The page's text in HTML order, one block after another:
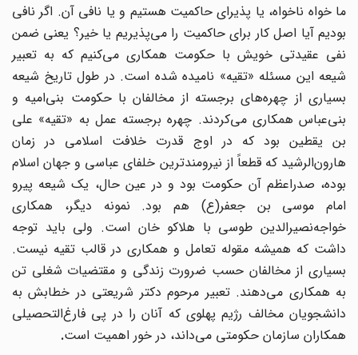
ما خواه ناخواه، یا پذیرای حاکمیت هستیم و یا نافی آن. اگر نافی
بودیم آیا اصل کار برای حاکمیت را می‌پذیریم یا خیر؟ یعنی ضمن
نفی عقیدتی خویش با حکومت همکاری می‌کنیم که به تعبیر
شیعه این مسئله «تقیه» نامیده شده است. در طول تاریخ شیعه
بسیاری از چهره‌های برجسته از مخالفان با حکومت بنی‌امیه و
بنی‌عباس همکاری می‌کردند. چهره برجسته عمل به «تقیه» علی
بن یقطین بود که در اوج قدرت خلافت اسلامی در زمان
هارون‌الرشید که قطعاً از نیرومندترین خلفای عباسی و جهان اسلام
بوده، صدراعظم آن حکومت بود و در عین حال، یک شیعه پیرو
امام موسی بن جعفر(ع)‌ هم بود. نمونه دیگر، همکاری
خواجه‌نصیرالدین طوسی با هلاکو خان است. ولی باید توجه
داشت که همیشه مقوله تعامل و همکاری در قالب تقیه نیست.
بسیاری از مخالفان حسب ضرورت زندگی و مقتضیات شغلی تن
به همکاری می‌دهند. تعبیر مرحوم دکتر شریعتی در خطابش به
دانشجویان مخالف رژیم پهلوی که آنان را در پی فارغ‌التحصیلی
همکاران سازمان حکومتی می‌داند، در خور اهمیت است.